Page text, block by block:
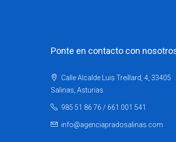
Ponte en contacto con
Calle Alcalde Luis Treillard, 4, 33405
Salinas, Asturias
985 51 86 76 / 661 001 541
info@agenciapradosalinas.com